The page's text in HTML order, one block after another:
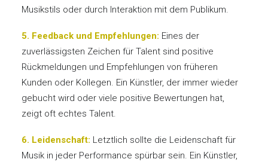
Musikstils oder durch Interaktion mit dem Publikum.
5. Feedback und Empfehlungen: Eines der
zuverlässigsten Zeichen für Talent sind positive
Rückmeldungen und Empfehlungen von früheren
Kunden oder Kollegen. Ein Künstler, der immer wieder
gebucht wird oder viele positive Bewertungen hat,
zeigt oft echtes Talent.
6. Leidenschaft: Letztlich sollte die Leidenschaft für
Musik in jeder Performance spürbar sein. Ein Künstler,